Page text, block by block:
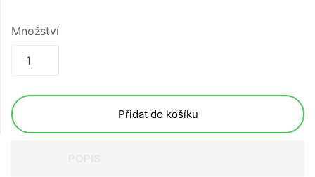
Množství
Přidat do košíku